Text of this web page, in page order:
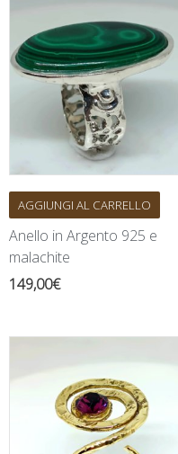
AGGIUNGI AL CARRELLO
Anello in Argento 925 e
malachite
149,00€